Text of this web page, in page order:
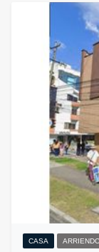
CASA